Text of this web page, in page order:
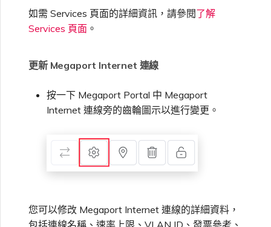
如需 Services 頁面的詳細資訊，請參閱了解
Services 頁面 。
更新 Megaport Internet 連線
按一下 Megaport Portal 中 Megaport
Internet 連線旁的齒輪圖示以進行變更。
您可以修改 Megaport Internet 連線的詳細資料，
包括連線名稱、速率上限、VLAN ID、發票參考、